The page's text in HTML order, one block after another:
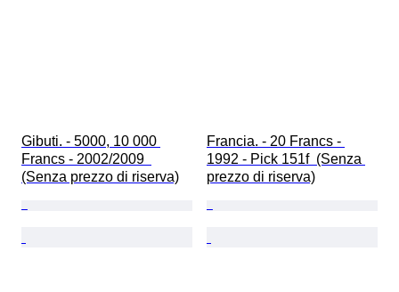
Gibuti. - 5000, 10 000
Francs - 2002/2009
(Senza prezzo di riserva)
Francia. - 20 Francs -
1992 - Pick 151f  (Senza
prezzo di riserva)